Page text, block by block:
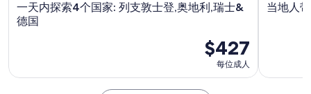
一天内探索4个国家: 列支敦士登,奥地利,瑞士&
德国
$427
每位成人
当地人